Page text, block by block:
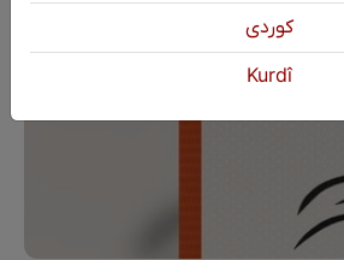
كوردی
Kurdî